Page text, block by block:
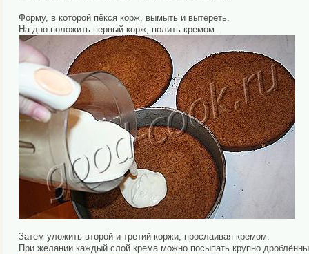
Форму, в которой пёкся корж, вымыть и вытереть.
На дно положить первый корж, полить кремом.
Затем уложить второй и третий коржи, прослаивая кремом.
При желании каждый слой крема можно посыпать крупно